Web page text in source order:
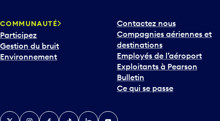
COMMUNAUTÉ
Participez
Gestion du bruit
Environnement
Contactez nous
Compagnies aériennes et
destinations
Employés de l’aéroport
Exploitants à Pearson
Bulletin
Ce qui se passe
TwitterInstagramFacebook
TikTokLinkedInYouTube